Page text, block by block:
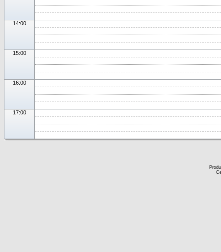
14:00
15:00
16:00
17:00